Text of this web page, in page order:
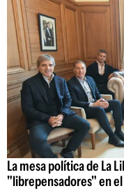
La mesa política de La
"librepensadores" en